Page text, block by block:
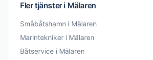
Fler tjänster i Mälaren
Småbåtshamn i Mälaren
Marintekniker i Mälaren
Båtservice i Mälaren